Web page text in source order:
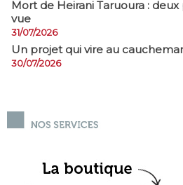
Mort de Heirani Taruoura :
vue
31/07/2026
Un projet qui vire au cauchemar
30/07/2026